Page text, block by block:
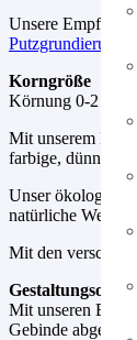
Unsere
Putzgrundierung
Korngröße
Körnung 0-2 mm,
Mit unserem
farbige,
Unser
natürliche Weise
Mit den
Mit unseren
Gebinde